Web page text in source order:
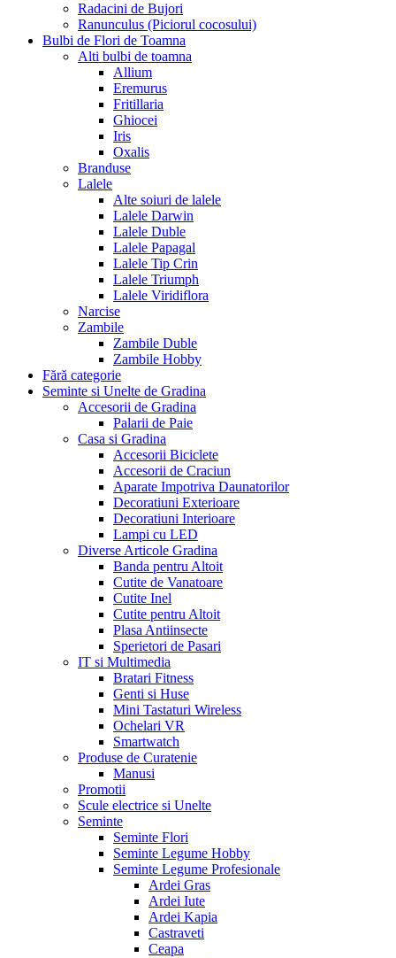
Radacini de Bujori
Ranunculus (Piciorul cocosului)
Bulbi de Flori de Toamna
Alti bulbi de toamna
Allium
Eremurus
Fritillaria
Ghiocei
Iris
Oxalis
Branduse
Lalele
Alte soiuri de lalele
Lalele Darwin
Lalele Duble
Lalele Papagal
Lalele Tip Crin
Lalele Triumph
Lalele Viridiflora
Narcise
Zambile
Zambile Duble
Zambile Hobby
Fără categorie
Seminte si Unelte de Gradina
Accesorii de Gradina
Palarii de Paie
Casa si Gradina
Accesorii Biciclete
Accesorii de Craciun
Aparate Impotriva Daunatorilor
Decoratiuni Exterioare
Decoratiuni Interioare
Lampi cu LED
Diverse Articole Gradina
Banda pentru Altoit
Cutite de Vanatoare
Cutite Inel
Cutite pentru Altoit
Plasa Antiinsecte
Sperietori de Pasari
IT si Multimedia
Bratari Fitness
Genti si Huse
Mini Tastaturi Wireless
Ochelari VR
Smartwatch
Produse de Curatenie
Manusi
Promotii
Scule electrice si Unelte
Seminte
Seminte Flori
Seminte Legume Hobby
Seminte Legume Profesionale
Ardei Gras
Ardei Iute
Ardei Kapia
Castraveti
Ceapa